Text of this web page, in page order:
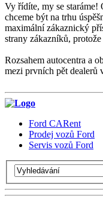
Vy řídíte, my se staráme!
chceme být na trhu
maximální zákaznický
strany zákazníků,
Rozsahem autocentra a
mezi prvních pět dealerů
Ford CARent
Prodej vozů Ford
Servis vozů Ford